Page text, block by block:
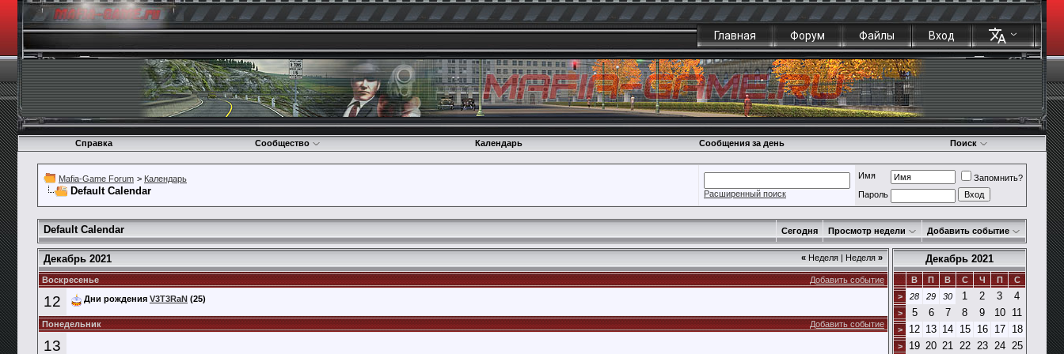
Главная Форум Файлы Вход
Справка Сообщество Календарь Сообщения за день Поиск
Mafia-Game Forum > Календарь
Default Calendar Расширенный поиск
Имя
Запомнить?
Пароль
Default Calendar Сегодня Просмотр недели Добавить событие
« Неделя | Неделя »
Декабрь 2021
Добавить событие
Воскресенье
12 Дни рождения V3T3RaN (25)
Добавить событие
Понедельник
13
Декабрь 2021
В П В С Ч П
С
>
28 29 30 1 2 3 4
> 5 6 7 8 9 10 11
> 12 13 14 15 16 17 18
> 19 20 21 22 23 24 25